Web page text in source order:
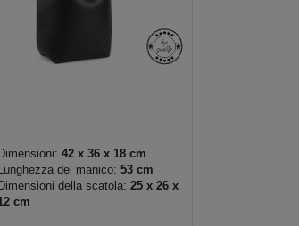
Dimensioni: 42 x 36 x 18 cm
Lunghezza del manico: 53 cm
Dimensioni della scatola: 25 x 26 x
cm